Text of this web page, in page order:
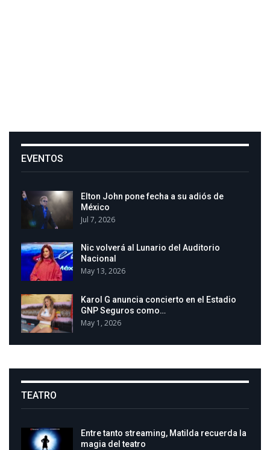
EVENTOS
Elton John pone fecha a su adiós de
México
Jul 7, 2026
Nic volverá al Lunario del Auditorio
Nacional
May 13, 2026
Karol G anuncia concierto en el Estadio
GNP Seguros como…
May 1, 2026
TEATRO
Entre tanto streaming, Matilda recuerda la
magia del teatro